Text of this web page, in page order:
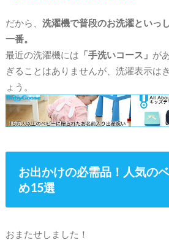
だから、 洗濯機で普段のお洗濯といっ
一番。
最近の洗濯機には 「手洗いコース」 が
ぎることはありませんが、洗濯表示は
ょう。
お出かけの必需品！人気の
め15選
おまたせしました！